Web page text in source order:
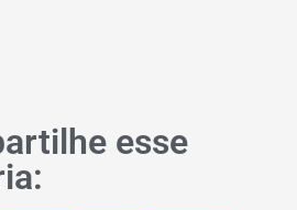
esse